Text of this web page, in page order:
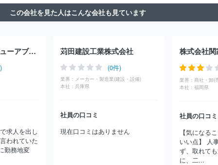
株式会社成建
株式会社東急モールズデベロップメント
山万株式
会社
一建設株式会社
株式会社イディアライズコーポレーション
国際興業管理株式会社
株式会社スマートコミュニティ
株式会社
産業
株式会社アルテカ 株式会社シノケンプロデュース
大成有
株式会社アンビシャス
ＤＯＴＯＷＮ株式会社
株式会社ウィルレイズ
株式会社デュアルタップ
プロパティエージェント株式会社 株式会社ＯＰＡ
小田
三菱地所株式会社 東電不動産株式会社
住友
不動産株式会社
東急不動産株式会社
会社ルミネ
株式会社東京日商エステム トーセイ株式会社
株式
会社青山メインランド
オークラヤ
シービーアールイー株
この会社を見た人はこんな会社も見ています
オリックス・リニューアブルエナジー・マネジメント株式会社
求人を出し
われていた
勤務地変
苅田建設工業株式会社
(0件)
業界： メーカー・製造業(建設・設備)
本社： 兵庫県
社員の口コミ
現在口コミはありません
株式会社
業界： 商社・卸(
本社： 福岡県
社員の口コミ
【気になる
いい点】 人
ず、取れて
に、二...